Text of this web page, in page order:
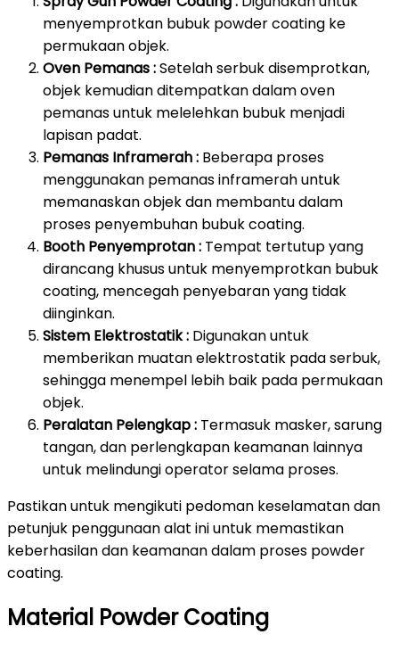
menyemprotkan bubuk powder coating ke
permukaan objek.
Oven Pemanas :Setelah serbuk disemprotkan,
objek kemudian ditempatkan dalam oven
pemanas untuk melelehkan bubuk menjadi
lapisan padat.
Pemanas Inframerah : Beberapa proses
menggunakan pemanas inframerah untuk
memanaskan objek dan membantu dalam
proses penyembuhan bubuk coating.
Booth Penyemprotan : Tempat tertutup yang
dirancang khusus untuk menyemprotkan bubuk
coating, mencegah penyebaran yang tidak
diinginkan.
Sistem Elektrostatik : Digunakan untuk
memberikan muatan elektrostatik pada serbuk,
sehingga menempel lebih baik pada permukaan
objek.
Peralatan Pelengkap : Termasuk masker, sarung
tangan, dan perlengkapan keamanan lainnya
untuk melindungi operator selama proses.
Pastikan untuk mengikuti pedoman keselamatan dan
petunjuk penggunaan alat ini untuk memastikan
keberhasilan dan keamanan dalam proses powder
coating.
Material Powder Coating